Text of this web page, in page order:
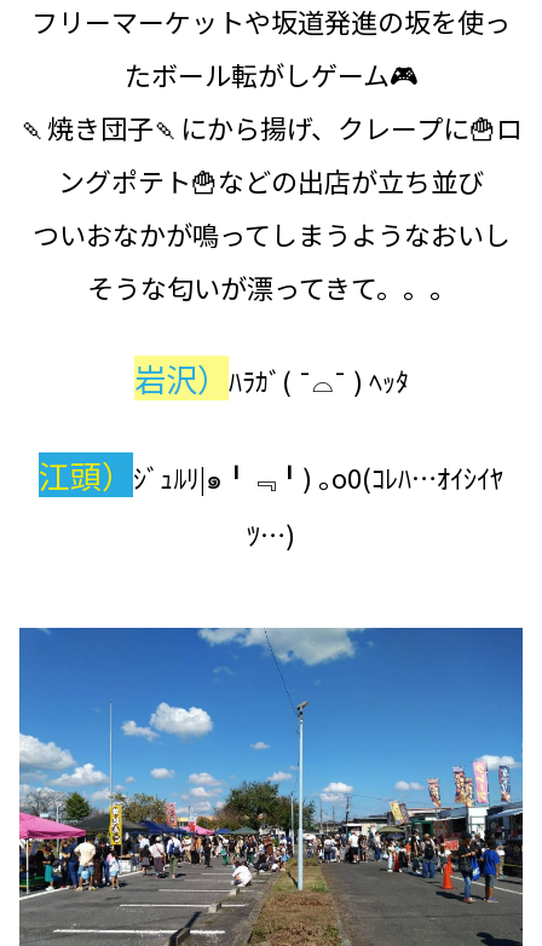
フリーマーケットや坂道発進の坂を使っ
たボール転がしゲーム🎮
🍡焼き団子🍡にから揚げ、クレープに🍟ロ
ングポテト🍟などの出店が立ち並び
ついおなかが鳴ってしまうようなおいし
そうな匂いが漂ってきて。。。
岩沢） ﾊﾗｶﾞ( ¯⌓¯ ) ﾍｯﾀ
江頭） ｼﾞｭﾙﾘ|๑╹﹃╹) ｡o0(ｺﾚﾊ…ｵｲｼｲﾔ
ﾂ…)